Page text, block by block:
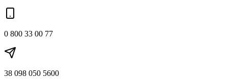
0 800 33 00 77
38 098 050 5600